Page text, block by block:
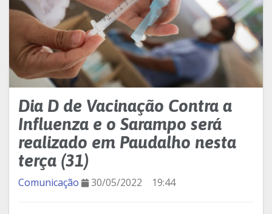
Dia D de Vacinação Contra a
Influenza e o Sarampo será
realizado em Paudalho nesta
terça (31)
Comunicação 30/05/2022 19:44